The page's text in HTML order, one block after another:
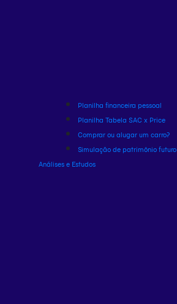
Planilha financeira pessoal
Planilha Tabela SAC x Price
Comprar ou alugar um carro?
Simulação de patrimônio futuro
Análises e Estudos